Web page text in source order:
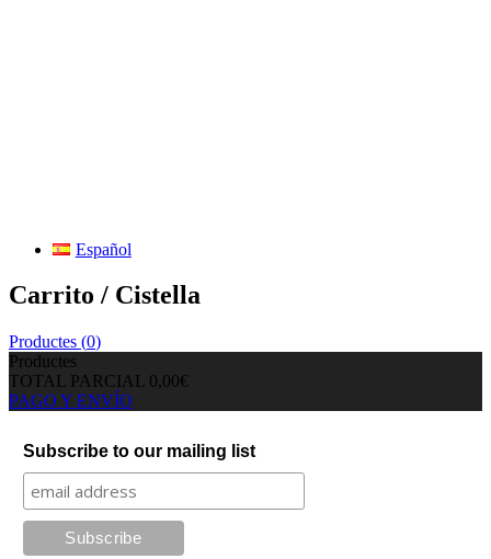
Español
Carrito / Cistella
Productes (0)
Productes
TOTAL PARCIAL 0,00€
PAGO Y ENVÍO
Subscribe to our mailing list